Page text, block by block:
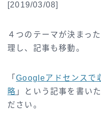
[2019/03/08]
４つのテーマが決まっ
理し、記事も移動。
「Googleアドセンスで
略 」という記事を書い
ださい。